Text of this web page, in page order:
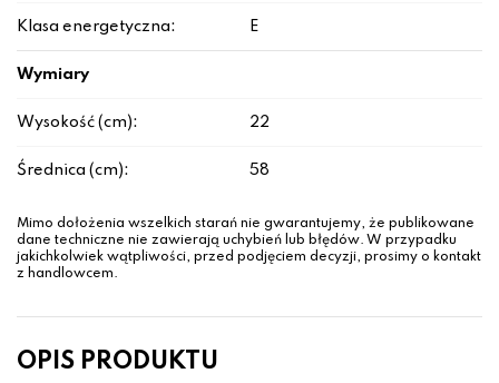
Klasa energetyczna: E
Wymiary
Wysokość (cm): 22
Średnica (cm): 58
Mimo dołożenia wszelkich starań nie gwarantujemy, że publikowane
dane techniczne nie zawierają uchybień lub błędów. W przypadku
jakichkolwiek wątpliwości, przed podjęciem decyzji, prosimy o kontakt
z handlowcem.
OPIS PRODUKTU